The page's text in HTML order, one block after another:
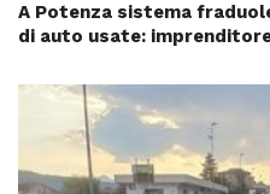
A Potenza sistema
di auto usate: